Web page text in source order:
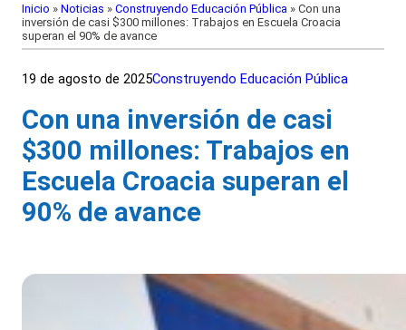
Inicio » Noticias » Construyendo Educación Pública » Con una
inversión de casi $300 millones: Trabajos en Escuela Croacia
superan el 90% de avance
19 de agosto de 2025Construyendo Educación Pública
Con una inversión de casi
$300 millones: Trabajos en
Escuela Croacia superan el
90% de avance